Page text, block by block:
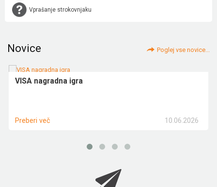
Vprašanje strokovnjaku
Novice Poglej vse novice...
VISA nagradna igra
10.06.2026
Preberi več